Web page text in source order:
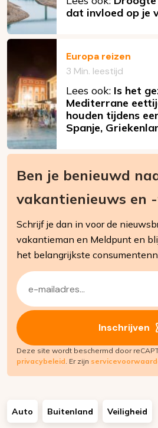
dat invloed op je
Europa reizen
3 Min. leestijd
Lees ook: Is het
Mediterrane
houden tijdens
Spanje,
Ben je benieuwd
vakantienieuws en
Schrijf je dan in voor de
vakantieman en Meldpunt en
het belangrijkste
E-
mailadres
(Vereist)
Inschrijven
Deze site wordt beschermd door
privacybeleid. Er zijn
Auto Buitenland Veiligheid